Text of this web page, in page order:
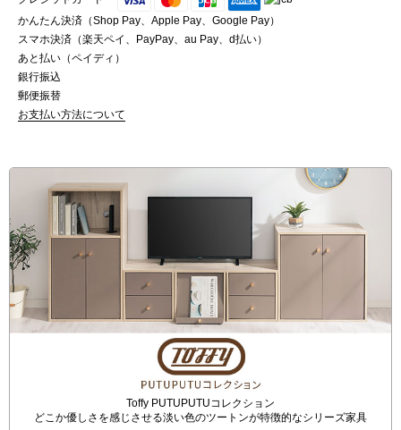
かんたん決済（Shop Pay、Apple Pay、Google Pay）
スマホ決済（楽天ペイ、PayPay、au Pay、d払い）
あと払い（ペイディ）
銀行振込
郵便振替
お支払い方法について
Toffy PUTUPUTUコレクション
どこか優しさを感じさせる淡い色のツートンが特徴的なシリーズ家具